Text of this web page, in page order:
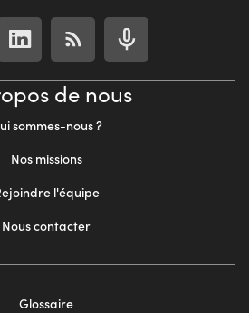
de nous
sommes-nous ?
Nos missions
l'équipe
Nous contacter
Glossaire